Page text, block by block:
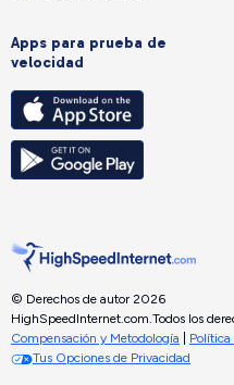
Apps para prueba de
velocidad
© Derechos de autor 2026
HighSpeedInternet.com. Todos los
Compensación y Metodología
Tus Opciones de Privacidad